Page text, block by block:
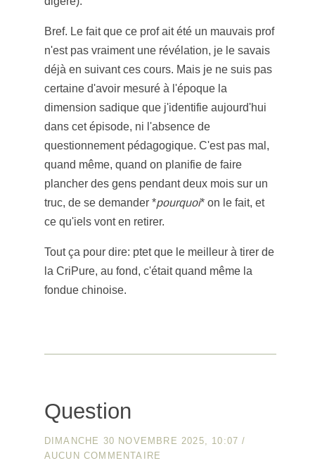
Bref. Le fait que ce prof ait été un mauvais prof
n'est pas vraiment une révélation, je le savais
déjà en suivant ces cours. Mais je ne suis pas
certaine d'avoir mesuré à l'époque la
dimension sadique que j'identifie aujourd'hui
dans cet épisode, ni l'absence de
questionnement pédagogique. C'est pas mal,
quand même, quand on planifie de faire
plancher des gens pendant deux mois sur un
truc, de se demander *pourquoi* on le fait, et
ce qu'iels vont en retirer.
Tout ça pour dire: ptet que le meilleur à tirer de
la CriPure, au fond, c'était quand même la
fondue chinoise.
Question
DIMANCHE 30 NOVEMBRE 2025, 10:07 /
AUCUN COMMENTAIRE